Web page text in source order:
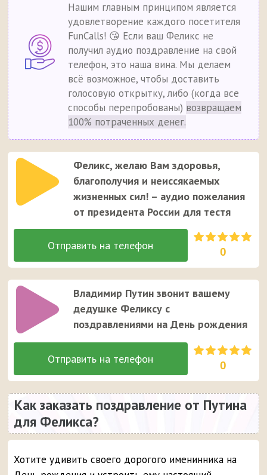
Нашим главным принципом является
удовлетворение каждого посетителя
FunCalls! 😘 Если ваш Феликс не
получил аудио поздравление на свой
телефон, это наша вина. Мы делаем
всё возможное, чтобы доставить
голосовую открытку, либо (когда все
способы перепробованы) возвращаем
100% потраченных денег.
Феликс, желаю Вам здоровья,
благополучия и неиссякаемых
жизненных сил! – аудио пожелания
от президента России для тестя
0
Владимир Путин звонит вашему
дедушке Феликсу с
поздравлениями на День рождения
0
Как заказать поздравление от Путина
для Феликса?
Хотите удивить своего дорогого именинника на